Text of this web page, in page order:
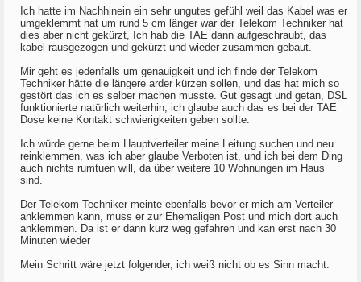
Ich hatte im Nachhinein ein sehr ungutes gefühl weil das Kabel was er
umgeklemmt hat um rund 5 cm länger war der Telekom Techniker hat
dies aber nicht gekürzt, Ich hab die TAE dann aufgeschraubt, das
kabel rausgezogen und gekürzt und wieder zusammen gebaut.
Mir geht es jedenfalls um genauigkeit und ich finde der Telekom
Techniker hätte die längere arder kürzen sollen, und das hat mich so
gestört das ich es selber machen musste. Gut gesagt und getan, DSL
funktionierte natürlich weiterhin, ich glaube auch das es bei der TAE
Dose keine Kontakt schwierigkeiten geben sollte.
Ich würde gerne beim Hauptverteiler meine Leitung suchen und neu
reinklemmen, was ich aber glaube Verboten ist, und ich bei dem Ding
auch nichts rumtuen will, da über weitere 10 Wohnungen im Haus
sind.
Der Telekom Techniker meinte ebenfalls bevor er mich am Verteiler
anklemmen kann, muss er zur Ehemaligen Post und mich dort auch
anklemmen. Da ist er dann kurz weg gefahren und kan erst nach 30
Minuten wieder
Mein Schritt wäre jetzt folgender, ich weiß nicht ob es Sinn macht.